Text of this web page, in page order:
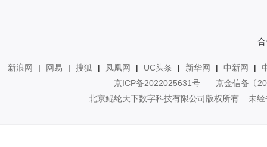
新浪网 | 网易 | 搜狐 | 凤凰网 | UC头条 | 新华网 | 中新网 |
京ICP备2022025631号
京金信备〔
北京鲲纶天下数字科技有限公司版权所有 未